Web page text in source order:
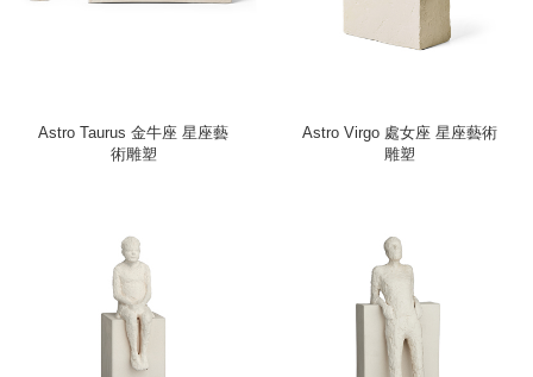
Astro Taurus 金牛座 星座藝
術雕塑
Astro Virgo 處女座 星座藝術
雕塑